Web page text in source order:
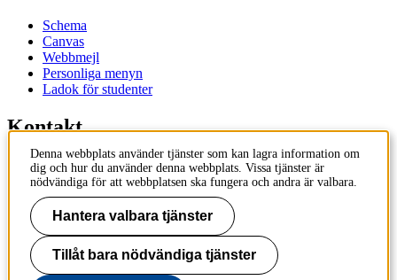
Schema
Canvas
Webbmejl
Personliga menyn
Ladok för studenter
Kontakt
Kontakta utbildningsprogram
Kontakta kurs
IT-support
KTH Entré
KTH
100 44 Stockholm
Denna webbplats använder tjänster som kan lagra information om
dig och hur du använder denna webbplats. Vissa tjänster är
nödvändiga för att webbplatsen ska fungera och andra är valbara.
Hantera valbara tjänster
Tillåt bara nödvändiga tjänster